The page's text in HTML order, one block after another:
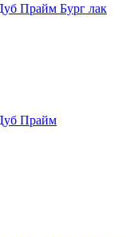
Прайм Бург лак
Прайм